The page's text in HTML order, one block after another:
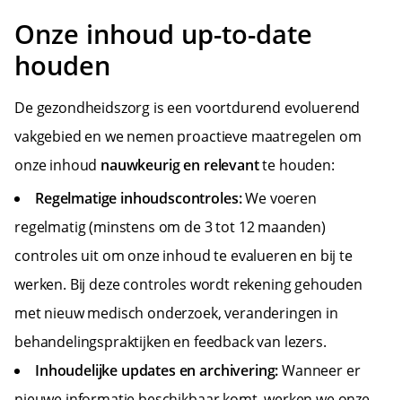
Onze inhoud up-to-date
houden
De gezondheidszorg is een voortdurend evoluerend
vakgebied en we nemen proactieve maatregelen om
onze inhoud nauwkeurig en relevantte houden:
Regelmatige inhoudscontroles:We voeren
regelmatig (minstens om de 3 tot 12 maanden)
controles uit om onze inhoud te evalueren en bij te
werken. Bij deze controles wordt rekening gehouden
met nieuw medisch onderzoek, veranderingen in
behandelingspraktijken en feedback van lezers.
Inhoudelijke updates en archivering:Wanneer er